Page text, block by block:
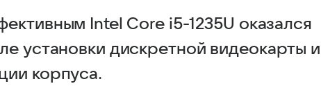
Intel Core i5-1235U оказался
установки дискретной видеокарты и
корпуса.